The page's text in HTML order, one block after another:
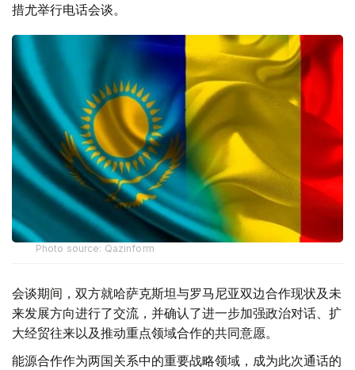
措尤举行电话会谈。
Photo source: Qazinform
会谈期间，双方就哈萨克斯坦与罗马尼亚双边合作现状及未
来发展方向进行了交流，并确认了进一步加强政治对话、扩
大经贸往来以及推动重点领域合作的共同意愿。
能源合作作为两国关系中的重要战略领域，成为此次通话的